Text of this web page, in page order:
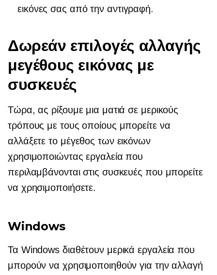
εικόνες σας από την αντιγραφή.
Δωρεάν επιλογές αλλαγής
μεγέθους εικόνας με
συσκευές
Τώρα, ας ρίξουμε μια ματιά σε μερικούς
τρόπους με τους οποίους μπορείτε να
αλλάξετε το μέγεθος των εικόνων
χρησιμοποιώντας εργαλεία που
περιλαμβάνονται στις συσκευές που μπορείτε
να χρησιμοποιήσετε.
Windows
Τα Windows διαθέτουν μερικά εργαλεία που
μπορούν να χρησιμοποιηθούν για την αλλαγή